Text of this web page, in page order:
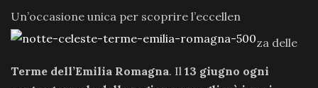
Un’occasione unica per scoprire l’eccellen
za delle
Terme dell’Emilia Romagna. Il 13 giugno ogni